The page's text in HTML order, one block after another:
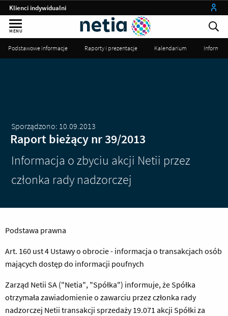
Klienci indywidualni
Małe firmy
Instytucje publiczne
MENU
Podstawowe informacje Raporty i prezentacje Kalendarium
Sporządzono: 10.09.2013
Raport bieżący nr 39/2013
Informacja o zbyciu akcji Netii przez
członka rady nadzorczej
Podstawa prawna
Art. 160 ust 4 Ustawy o obrocie - informacja o transakcjach osób
mających dostęp do informacji poufnych
Zarząd Netii SA ("Netia", "Spółka") informuje, że Spółka
otrzymała zawiadomienie o zawarciu przez członka rady
nadzorczej Netii transakcji sprzedaży 19.071 akcji Spółki za